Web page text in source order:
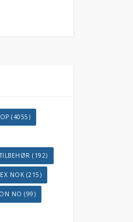
(4055)
(192)
NOK (215)
NO (99)